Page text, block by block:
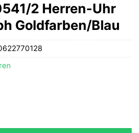
2 Herren-Uhr
Goldfarben/Blau